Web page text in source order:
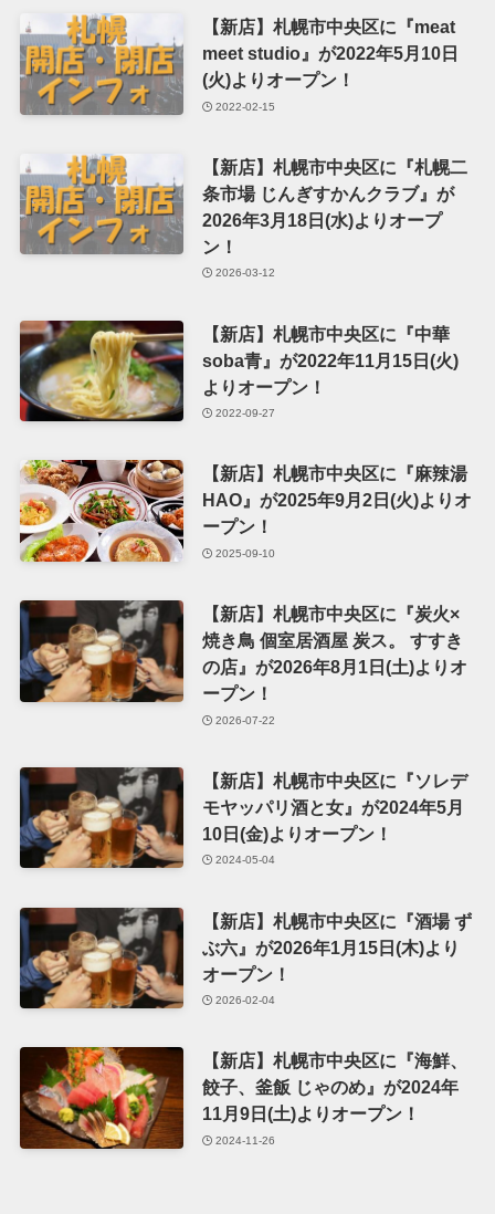
【新店】札幌市中央区に『meat
meet studio』が2022年5月10日
(火)よりオープン！
2022-02-15
【新店】札幌市中央区に『札幌二
条市場 じんぎすかんクラブ』が
2026年3月18日(水)よりオープ
ン！
2026-03-12
【新店】札幌市中央区に『中華
soba青』が2022年11月15日(火)
よりオープン！
2022-09-27
【新店】札幌市中央区に『麻辣湯
HAO』が2025年9月2日(火)よりオ
ープン！
2025-09-10
【新店】札幌市中央区に『炭火×
焼き鳥 個室居酒屋 炭ス。 すすき
の店』が2026年8月1日(土)よりオ
ープン！
2026-07-22
【新店】札幌市中央区に『ソレデ
モヤッパリ酒と女』が2024年5月
10日(金)よりオープン！
2024-05-04
【新店】札幌市中央区に『酒場 ず
ぶ六』が2026年1月15日(木)より
オープン！
2026-02-04
【新店】札幌市中央区に『海鮮、
餃子、釜飯 じゃのめ』が2024年
11月9日(土)よりオープン！
2024-11-26